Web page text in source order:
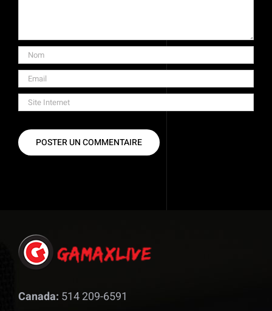
Canada: 514 209-6591